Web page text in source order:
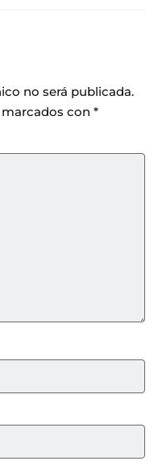
no será publicada.
con *